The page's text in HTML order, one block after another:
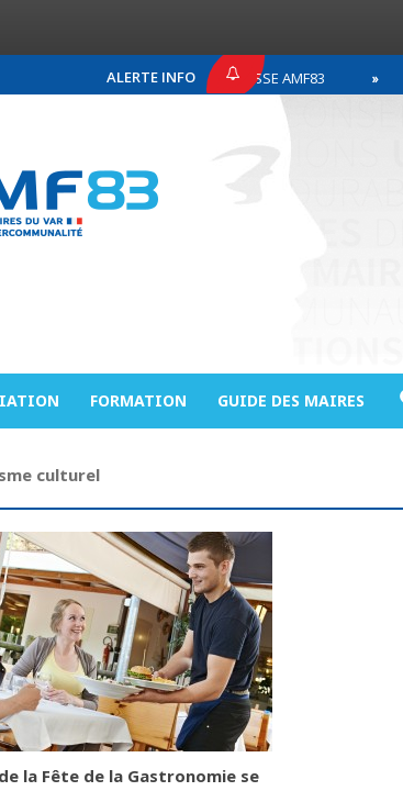
ALERTE INFO
COMMUNIQUÉ DE PRESSE AMF83
FORMATION GUIDE DES MAIRES
culturel
la Fête de la Gastronomie se